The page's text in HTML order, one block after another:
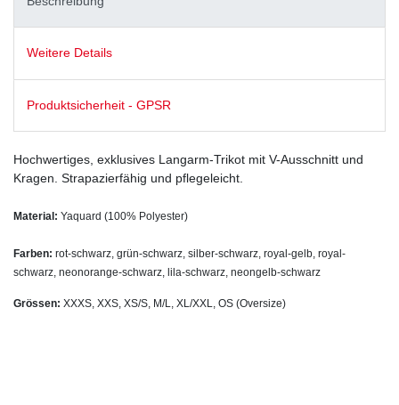
Weitere Details
Produktsicherheit - GPSR
Hochwertiges, exklusives Langarm-Trikot mit V-Ausschnitt und
Kragen. Strapazierfähig und pflegeleicht.
Material: Yaquard (100% Polyester)
Farben: rot-schwarz, grün-schwarz, silber-schwarz, royal-gelb, royal-
schwarz, neonorange-schwarz, lila-schwarz, neongelb-schwarz
Grössen: XXXS, XXS, XS/S, M/L, XL/XXL, OS (Oversize)